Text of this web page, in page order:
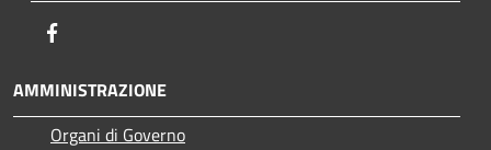
AMMINISTRAZIONE
Organi di Governo